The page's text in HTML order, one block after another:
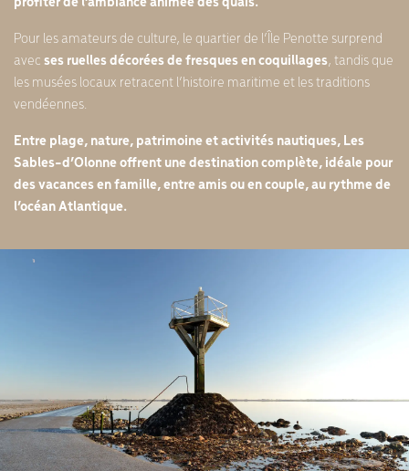
Pour les amateurs de culture, le quartier de l’Île Penotte surprend
avec ses ruelles décorées de fresques en coquillages, tandis que
les musées locaux retracent l’histoire maritime et les traditions
vendéennes.
Entre plage, nature, patrimoine et activités nautiques, Les
Sables-d’Olonne offrent une destination complète, idéale pour
des vacances en famille, entre amis ou en couple, au rythme de
l’océan Atlantique.